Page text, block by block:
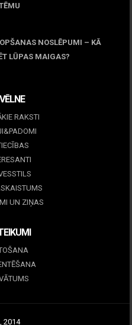
NOSLĒPUMI – KĀ
LŪPAS MAIGAS?
RAKSTI
UN ZIŅAS
2014